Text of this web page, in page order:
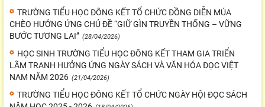
TRƯỜNG TIỂU HỌC ĐÔNG KẾT TỔ CHỨC ĐỒNG DIỄN MÚA
CHÈO HƯỞNG ỨNG CHỦ ĐỀ “GIỮ GÌN TRUYỀN THỐNG – VỮNG
BƯỚC TƯƠNG LAI” (28/04/2026)
HỌC SINH TRƯỜNG TIỂU HỌC ĐÔNG KẾT THAM GIA TRIỂN
LÃM TRANH HƯỞNG ỨNG NGÀY SÁCH VÀ VĂN HÓA ĐỌC VIỆT
NAM NĂM 2026 (21/04/2026)
TRƯỜNG TIỂU HỌC ĐÔNG KẾT TỔ CHỨC NGÀY HỘI ĐỌC SÁCH